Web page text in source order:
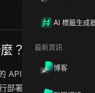
AI 標籤生成
最新資訊
博客
？
API 構建器和與頂級雲
部署，並實時監控以確